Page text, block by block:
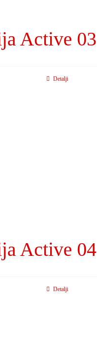
Active 03
Detalji
Active 04
Detalji